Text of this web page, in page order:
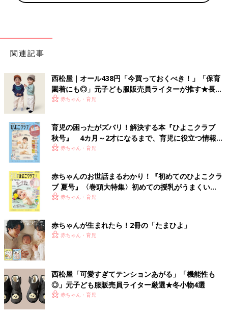
関連記事
西松屋｜オール438円「今買っておくべき！」「保育
園着にも◎」元子ども服販売員ライターが推す★長袖
Tシャツ5選
赤ちゃん・育児
育児の困ったがズバリ！解決する本『ひよこクラブ
秋号』 4カ月～2才になるまで、育児に役立つ情報が
いっぱい！
赤ちゃん・育児
赤ちゃんのお世話まるわかり！『初めてのひよこクラ
ブ 夏号』〈巻頭大特集〉初めての授乳がうまくい
く！ おっぱい・ミルクの基本と夏のトラブル 解決テ
赤ちゃん・育児
赤ちゃんが生まれたら！2冊の「たまひよ」
赤ちゃん・育児
西松屋「可愛すぎてテンションあがる」「機能性も
◎」元子ども服販売員ライター厳選★冬小物4選
赤ちゃん・育児